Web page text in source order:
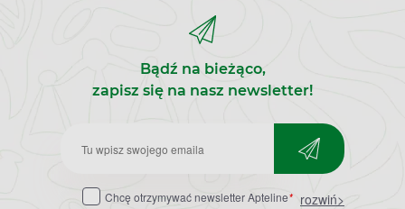
Bądź na bieżąco,
zapisz się na nasz newsletter!
Zapisz
do
Chcę otrzymywać newsletter Apteline* rozwiń>